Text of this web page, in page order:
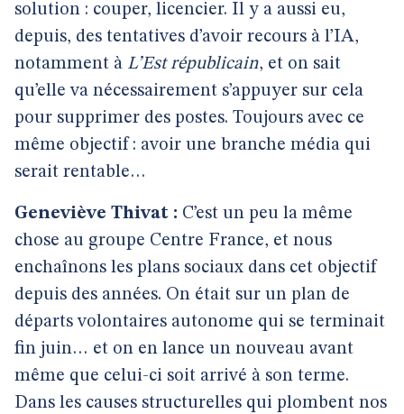
solution : couper, licencier. Il y a aussi eu,
depuis, des tentatives d’avoir recours à l’IA,
notamment à L’Est républicain, et on sait
qu’elle va nécessairement s’appuyer sur cela
pour supprimer des postes. Toujours avec ce
même objectif : avoir une branche média qui
serait rentable…
Geneviève Thivat : C’est un peu la même
chose au groupe Centre France, et nous
enchaînons les plans sociaux dans cet objectif
depuis des années. On était sur un plan de
départs volontaires autonome qui se terminait
fin juin… et on en lance un nouveau avant
même que celui-ci soit arrivé à son terme.
Dans les causes structurelles qui plombent nos